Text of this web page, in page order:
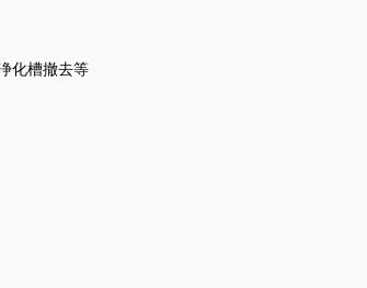
化槽撤去等